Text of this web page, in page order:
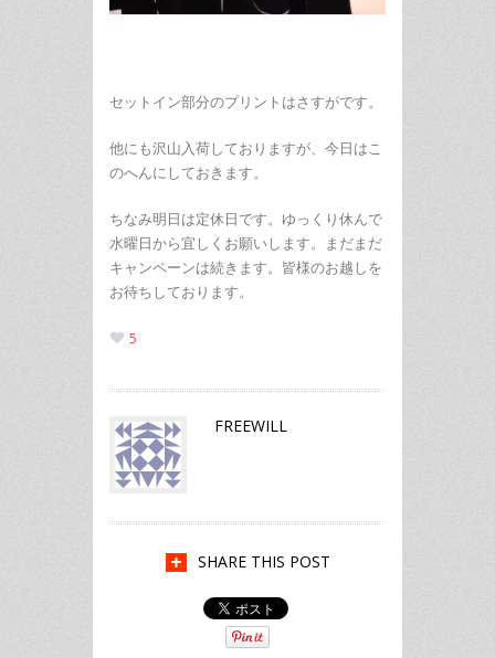
セットイン部分のプリントはさすがです。
他にも沢山入荷しておりますが、今日はこ
のへんにしておきます。
ちなみ明日は定休日です。ゆっくり休んで
水曜日から宜しくお願いします。まだまだ
キャンペーンは続きます。皆様のお越しを
お待ちしております。
5
FREEWILL
SHARE THIS POST